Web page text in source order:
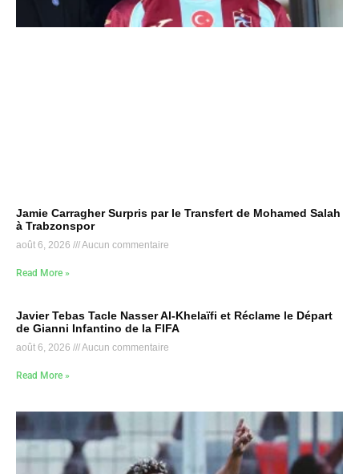
Jamie Carragher Surpris par le Transfert de Mohamed Salah
à Trabzonspor
août 6, 2026 Aucun commentaire
Read More »
Javier Tebas Tacle Nasser Al-Khelaïfi et Réclame le Départ
de Gianni Infantino de la FIFA
août 6, 2026 Aucun commentaire
Read More »